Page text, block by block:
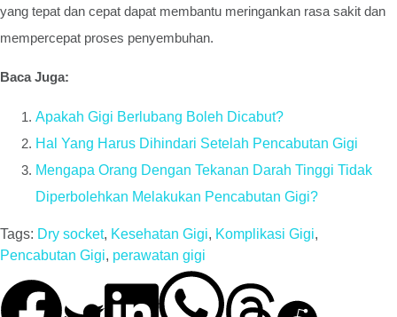
yang tepat dan cepat dapat membantu meringankan rasa sakit dan
mempercepat proses penyembuhan.
Baca Juga:
Apakah Gigi Berlubang Boleh Dicabut?
Hal Yang Harus Dihindari Setelah Pencabutan Gigi
Mengapa Orang Dengan Tekanan Darah Tinggi Tidak
Diperbolehkan Melakukan Pencabutan Gigi?
Tags: Dry socket, Kesehatan Gigi, Komplikasi Gigi,
Pencabutan Gigi, perawatan gigi